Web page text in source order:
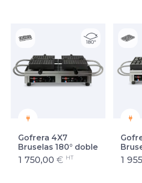
Gofrera 4X7
Bruselas 180° doble
1 750,00 € HT 1